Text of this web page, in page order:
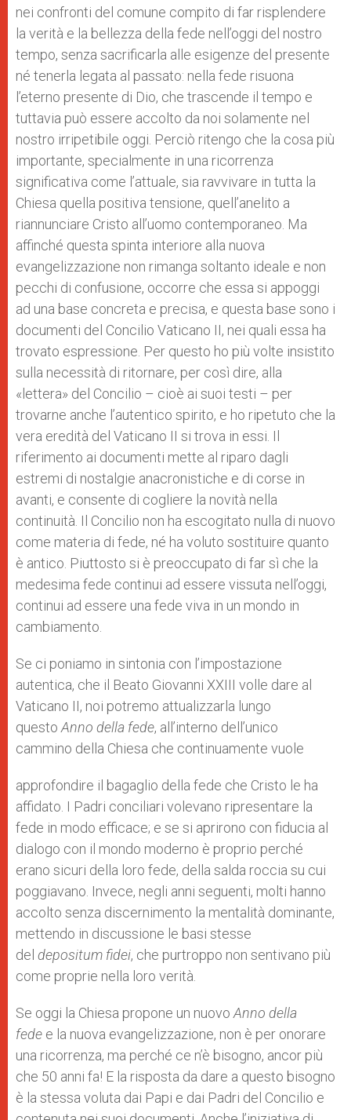
nei confronti del comune compito di far risplendere
la verità e la bellezza della fede nell’oggi del nostro
tempo, senza sacrificarla alle esigenze del presente
né tenerla legata al passato: nella fede risuona
l’eterno presente di Dio, che trascende il tempo e
tuttavia può essere accolto da noi solamente nel
nostro irripetibile oggi. Perciò ritengo che la cosa più
importante, specialmente in una ricorrenza
significativa come l’attuale, sia ravvivare in tutta la
Chiesa quella positiva tensione, quell’anelito a
riannunciare Cristo all’uomo contemporaneo. Ma
affinché questa spinta interiore alla nuova
evangelizzazione non rimanga soltanto ideale e non
pecchi di confusione, occorre che essa si appoggi
ad una base concreta e precisa, e questa base sono i
documenti del Concilio Vaticano II, nei quali essa ha
trovato espressione. Per questo ho più volte insistito
sulla necessità di ritornare, per così dire, alla
«lettera» del Concilio – cioè ai suoi testi – per
trovarne anche l’autentico spirito, e ho ripetuto che la
vera eredità del Vaticano II si trova in essi. Il
riferimento ai documenti mette al riparo dagli
estremi di nostalgie anacronistiche e di corse in
avanti, e consente di cogliere la novità nella
continuità. Il Concilio non ha escogitato nulla di nuovo
come materia di fede, né ha voluto sostituire quanto
è antico. Piuttosto si è preoccupato di far sì che la
medesima fede continui ad essere vissuta nell’oggi,
continui ad essere una fede viva in un mondo in
cambiamento.
Se ci poniamo in sintonia con l’impostazione
autentica, che il Beato Giovanni XXIII volle dare al
Vaticano II, noi potremo attualizzarla lungo
questo Anno della fede, all’interno dell’unico
cammino della Chiesa che continuamente vuole
approfondire il bagaglio della fede che Cristo le ha
affidato. I Padri conciliari volevano ripresentare la
fede in modo efficace; e se si aprirono con fiducia al
dialogo con il mondo moderno è proprio perché
erano sicuri della loro fede, della salda roccia su cui
poggiavano. Invece, negli anni seguenti, molti hanno
accolto senza discernimento la mentalità dominante,
mettendo in discussione le basi stesse
del depositum fidei, che purtroppo non sentivano più
come proprie nella loro verità.
Se oggi la Chiesa propone un nuovo Anno della
fede e la nuova evangelizzazione, non è per onorare
una ricorrenza, ma perché ce n’è bisogno, ancor più
che 50 anni fa! E la risposta da dare a questo bisogno
è la stessa voluta dai Papi e dai Padri del Concilio e